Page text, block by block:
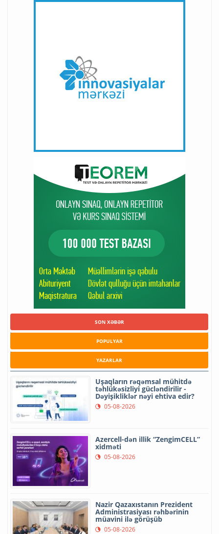
SON XƏBƏR
POPULYAR
YAZARLAR
Uşaqların rəqəmsal mühitdə
təhlükəsizliyi gücləndirilir -
Dəyişikliklər nəyi ehtiva edir?
05-08-2026
Azercell-dən illik “ZengimCELL”
xidməti
05-08-2026
Nazir Qazaxıstanın Prezident
Administrasiyası rəhbərinin
müavini ilə görüşüb
05-08-2026